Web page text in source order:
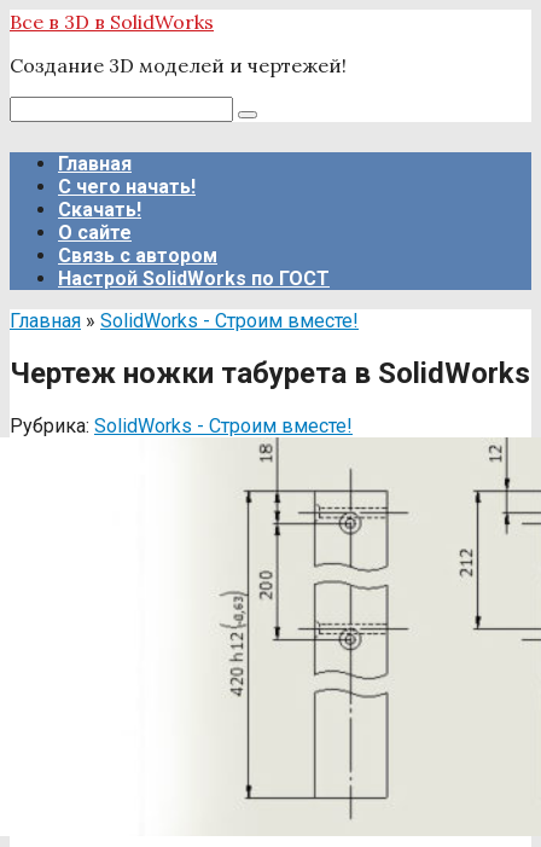
Перейти
контенту
Все в 3D в SolidWorks
Создание 3D моделей и чертежей!
Главная
С чего начать!
Скачать!
О сайте
Связь с автором
Настрой SolidWorks по ГОСТ
Главная » SolidWorks - Строим вместе!
Чертеж ножки табурета в SolidWorks
Рубрика: SolidWorks - Строим вместе!